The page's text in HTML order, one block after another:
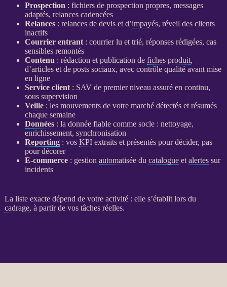
Prospection : fichiers de prospection propres, messages
adaptés, relancescadencées
Relances: relancesde deviset d’impayés, réveil des clients
inactifs
Courrier entrant: courrier lu et trié, réponses rédigées, cas
sensibles remontés
Contenu : rédaction et publication de fiches produit,
d’articles et de posts sociaux, avec contrôle qualité avant mise
en ligne
Service client: SAV de premier niveau assuré en continu,
sous supervision
Veille: les mouvements de votre marché détectés et résumés
chaque semaine
Données: la donnéefiable comme socle : nettoyage,
enrichissement, synchronisation
Reporting: vos KPIextraits et présentés pour décider, pas
pour décorer
E-commerce: gestion automatiséedu catalogueet alertessur
incidents
La liste exacte dépend de votre activité : elle s’établit lors du
cadrage, à partir de vos tâches réelles.